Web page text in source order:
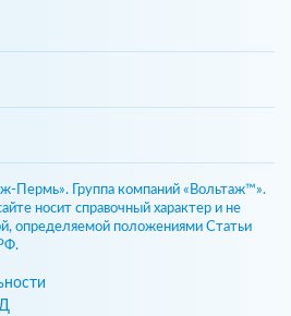
Группа компаний «Вольтаж™».
носит справочный характер и не
определяемой положениями Статьи